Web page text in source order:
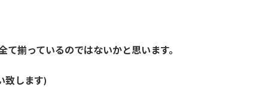
揃っているのではないかと思います。
致します)